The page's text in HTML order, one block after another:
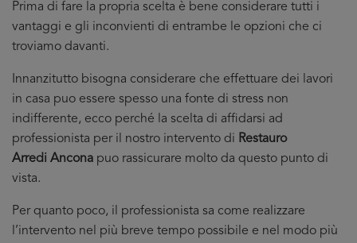
Prima di fare la propria scelta è bene considerare tutti i
vantaggi e gli inconvienti di entrambe le opzioni che ci
troviamo davanti.
Innanzitutto bisogna considerare che effettuare dei lavori
in casa puo essere spesso una fonte di stress non
indifferente, ecco perché la scelta di affidarsi ad
professionista per il nostro intervento di Restauro
Arredi Ancona puo rassicurare molto da questo punto di
vista.
Per quanto poco, il professionista sa come realizzare
l’intervento nel più breve tempo possibile e nel modo più